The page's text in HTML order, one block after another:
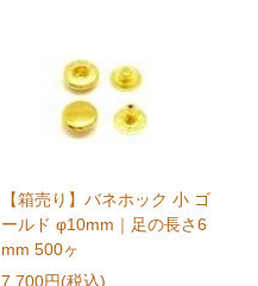
【箱売り】バネホック 小 ゴ
ールド φ10mm｜足の長さ6
mm 500ヶ
7,700円(税込)